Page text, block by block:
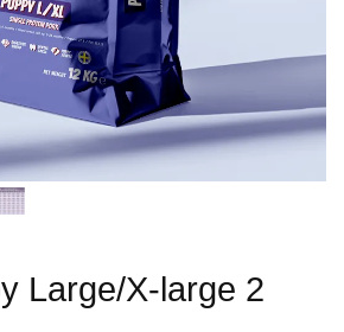
Large/X-large 2